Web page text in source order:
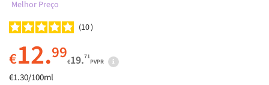
Melhor Preço
10
€12.99€19.71
PVPR
€1.30/100ml